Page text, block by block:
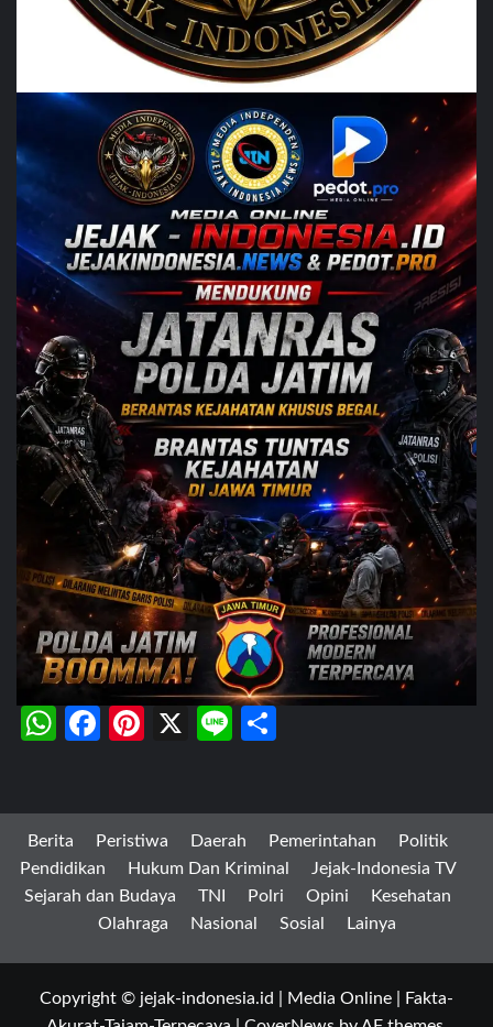
WhatsApp
Facebook
Pinterest
X Line
Berita Peristiwa Daerah Pemerintahan
Politik
Pendidikan
Hukum Dan Kriminal
Jejak-Indonesia TV
Sejarah dan Budaya
TNI Polri Opini
Kesehatan
Olahraga
Nasional Sosial Lainya
Copyright © jejak-indonesia.id | Media Online | Fakta-